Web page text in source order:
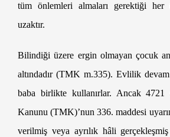
tüm önlemleri almaları gerektiği her
uzaktır.
Bilindiği üzere ergin olmayan çocuk
altındadır (TMK m.335). Evlilik
baba birlikte kullanırlar. Ancak 4721
Kanunu (TMK)’nun 336. maddesi
verilmiş veya ayrılık hâli